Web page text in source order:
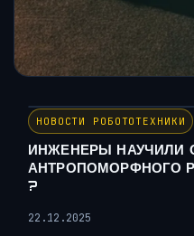
НОВОСТИ РОБОТОТЕХНИКИ
ИНЖЕНЕРЫ НАУЧИЛИ
АНТРОПОМОРФНОГО
?
22.12.2025